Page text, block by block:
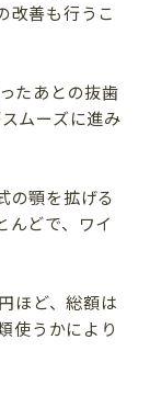
改善も行うこ
たあとの抜歯
ムーズに進み
の顎を拡げる
んどで、ワイ
ほど、総額は
使うかにより